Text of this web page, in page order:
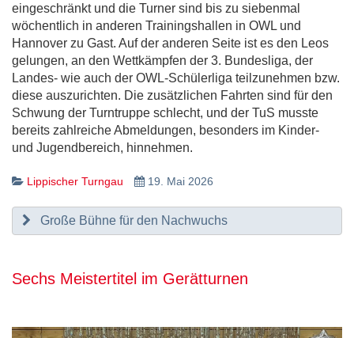
eingeschränkt und die Turner sind bis zu siebenmal
wöchentlich in anderen Trainingshallen in OWL und
Hannover zu Gast. Auf der anderen Seite ist es den Leos
gelungen, an den Wettkämpfen der 3. Bundesliga, der
Landes- wie auch der OWL-Schülerliga teilzunehmen bzw.
diese auszurichten. Die zusätzlichen Fahrten sind für den
Schwung der Turntruppe schlecht, und der TuS musste
bereits zahlreiche Abmeldungen, besonders im Kinder-
und Jugendbereich, hinnehmen.
Lippischer Turngau 19. Mai 2026
Große Bühne für den Nachwuchs
Sechs Meistertitel im Gerätturnen